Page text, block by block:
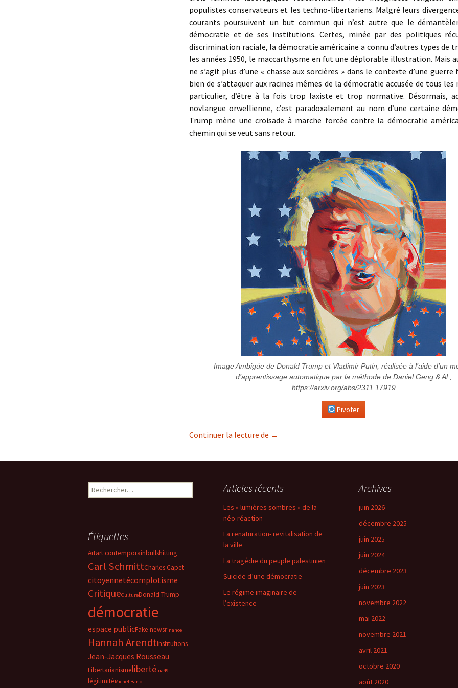
populistes conservateurs et les techno-libertariens. Malgré leurs
courants poursuivent un but commun qui n’est autre que le
démocratie et de ses institutions. Certes, minée par des politiques
discrimination raciale, la démocratie américaine a connu d’autres types de
les années 1950, le maccarthysme en fut une déplorable illustration. Mais
ne s’agit plus d’une « chasse aux sorcières » dans le contexte d’une
bien de s’attaquer aux racines mêmes de la démocratie accusée de tous les
particulier, d’être à la fois trop laxiste et trop normative. Désormais,
novlangue orwellienne, c’est paradoxalement au nom d’une certaine
Trump mène une croisade à marche forcée contre la démocratie
chemin qui se veut sans retour.
Image Ambigüe de Donald Trump et Vladimir Putin, réalisée à l’aide d’un
d’apprentissage automatique par la méthode de Daniel Geng & Al.,
https://arxiv.org/abs/2311.17919
Pivoter
Continuer la lecture de Suicide d’une démocratie
→
Rechercher : Articles récents
Les « lumières sombres » de la
néo-réaction
La renaturation- revitalisation de
la ville
La tragédie du peuple palestinien
Suicide d’une démocratie
Le régime imaginaire de
l’existence
Archives
juin 2026
décembre 2025
juin 2025
juin 2024
décembre 2023
juin 2023
novembre 2022
mai 2022
novembre 2021
avril 2021
octobre 2020
août 2020
Étiquettes
Artart contemporainbullshitting
Carl SchmittCharles Capet
citoyennetécomplotisme
CritiqueCultureDonald Trump
démocratie
espace publicFake newsFinance
Hannah ArendtInstitutions
Jean-Jacques Rousseau
Libertarianismelibertélna49
légitimitéMichel Barjol